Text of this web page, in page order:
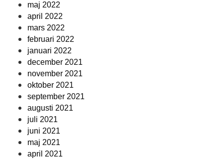
maj 2022
april 2022
mars 2022
februari 2022
januari 2022
december 2021
november 2021
oktober 2021
september 2021
augusti 2021
juli 2021
juni 2021
maj 2021
april 2021